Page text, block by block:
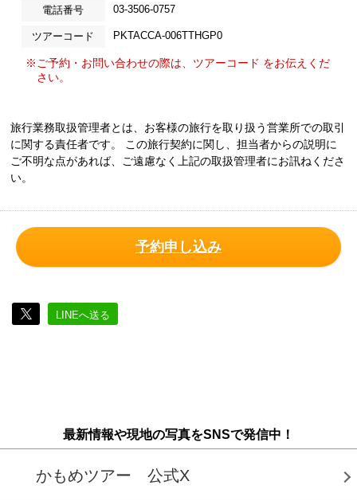
電話番号 03-3506-0757
ツアーコード PKTACCA-006TTHGP0
※ご予約・お問い合わせの際は、ツアーコード をお伝えくだ
さい。
旅行業務取扱管理者とは、お客様の旅行を取り扱う営業所での取引
に関する責任者です。 この旅行契約に関し、担当者からの説明に
ご不明な点があれば、ご遠慮なく上記の取扱管理者にお訊ねくださ
い。
予約申し込み
LINEへ送る
最新情報や現地の写真をSNSで発信中！
かもめツアー 公式X